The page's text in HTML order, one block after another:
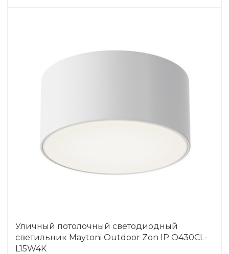
Уличный потолочный светодиодный
светильник Maytoni Outdoor Zon IP O430CL-
L15W4K